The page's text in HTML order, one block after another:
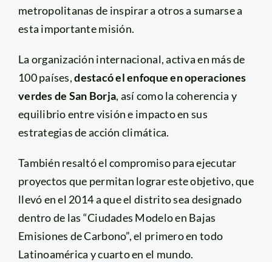
metropolitanas de inspirar a otros a sumarse a
esta importante misión.
La organización internacional, activa en más de
100 países,destacó el enfoque en operaciones
verdes de San Borja, así como la coherencia y
equilibrio entre visión e impacto en sus
estrategias de acción climática.
También resaltó el compromiso para ejecutar
proyectos que permitan lograr este objetivo, que
llevó en el 2014 a que el distrito sea designado
dentro de las “Ciudades Modelo en Bajas
Emisiones de Carbono”, el primero en todo
Latinoamérica y cuarto en el mundo.